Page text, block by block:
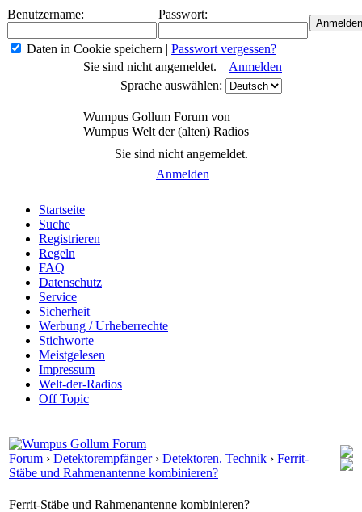
Benutzername: Passwort:
Daten in Cookie speichern | Passwort vergessen?
Sie sind nicht angemeldet. | Anmelden
Sprache auswählen:
Wumpus Gollum Forum von
Wumpus Welt der (alten) Radios
Sie sind nicht angemeldet.
Anmelden
Startseite
Suche
Registrieren
Regeln
FAQ
Datenschutz
Service
Sicherheit
Werbung / Urheberrechte
Stichworte
Meistgelesen
Impressum
Welt-der-Radios
Off Topic
Forum › Detektorempfänger› Detektoren. Technik › Ferrit-
Stäbe und Rahmenantenne kombinieren?
Ferrit-Stäbe und Rahmenantenne kombinieren?